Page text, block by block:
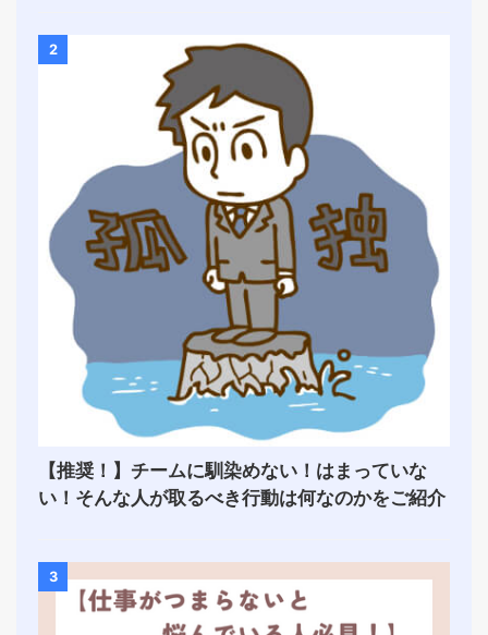
2
【推奨！】チームに馴染めない！はまっていな
い！そんな人が取るべき行動は何なのかをご紹介
3